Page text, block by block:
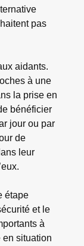
pas
aidants.
à une
la prise en
bénéficier
jour ou par
de
leur
étape
et le
à
en situation